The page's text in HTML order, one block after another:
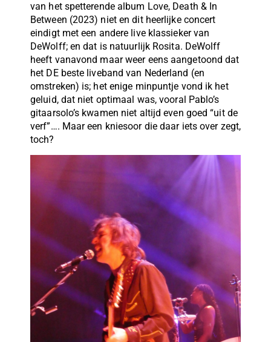
van het spetterende album Love, Death & In
Between (2023) niet en dit heerlijke concert
eindigt met een andere live klassieker van
DeWolff; en dat is natuurlijk Rosita. DeWolff
heeft vanavond maar weer eens aangetoond dat
het DE beste liveband van Nederland (en
omstreken) is; het enige minpuntje vond ik het
geluid, dat niet optimaal was, vooral Pablo’s
gitaarsolo’s kwamen niet altijd even goed “uit de
verf”…. Maar een kniesoor die daar iets over zegt,
toch?